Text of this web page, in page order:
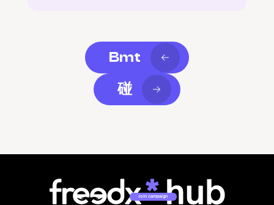
Bmt
碰
Join campaign